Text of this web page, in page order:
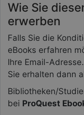
Wie Sie
erwerben
Falls Sie die
eBooks erfahren
Ihre Email-Adresse.
Sie erhalten dann
Bibliotheken/
bei ProQuest